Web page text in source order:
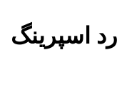
اسپرینگ